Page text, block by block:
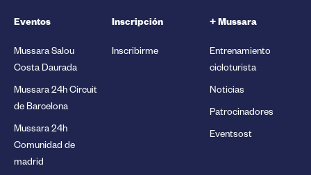
Eventos
Mussara Salou
Costa Daurada
Mussara 24h Circuit
de Barcelona
Mussara 24h
Comunidad de
madrid
Inscripción
Inscribirme
+ Mussara
Entrenamiento
cicloturista
Noticias
Patrocinadores
Eventsost